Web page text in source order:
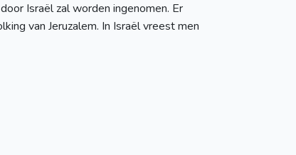
Israël zal worden ingenomen. Er
van Jeruzalem. In Israël vreest men